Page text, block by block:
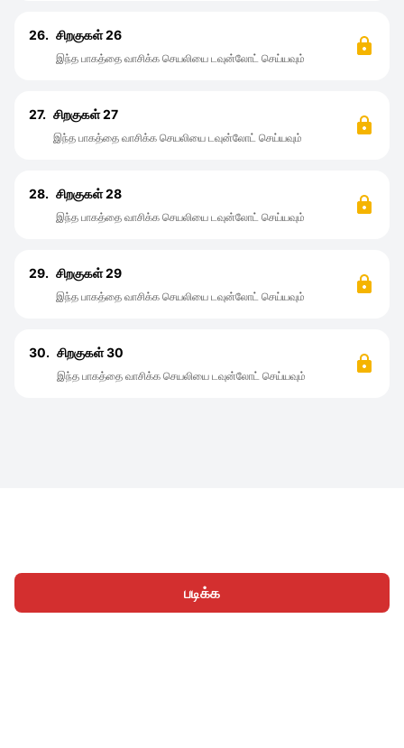
படிக்க
26. சிறகுகள் 26
இந்த பாகத்தை வாசிக்க செயலியை டவுன்லோட் செய்யவும்
27. சிறகுகள் 27
இந்த பாகத்தை வாசிக்க செயலியை டவுன்லோட் செய்யவும்
28. சிறகுகள் 28
இந்த பாகத்தை வாசிக்க செயலியை டவுன்லோட் செய்யவும்
29. சிறகுகள் 29
இந்த பாகத்தை வாசிக்க செயலியை டவுன்லோட் செய்யவும்
30. சிறகுகள் 30
இந்த பாகத்தை வாசிக்க செயலியை டவுன்லோட் செய்யவும்
முகப்பு வகைகள் எழுத கட்டுரைகள் உள்நுழைக